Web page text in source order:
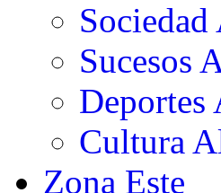
Sociedad
Sucesos
Deportes
Cultura
Zona Este